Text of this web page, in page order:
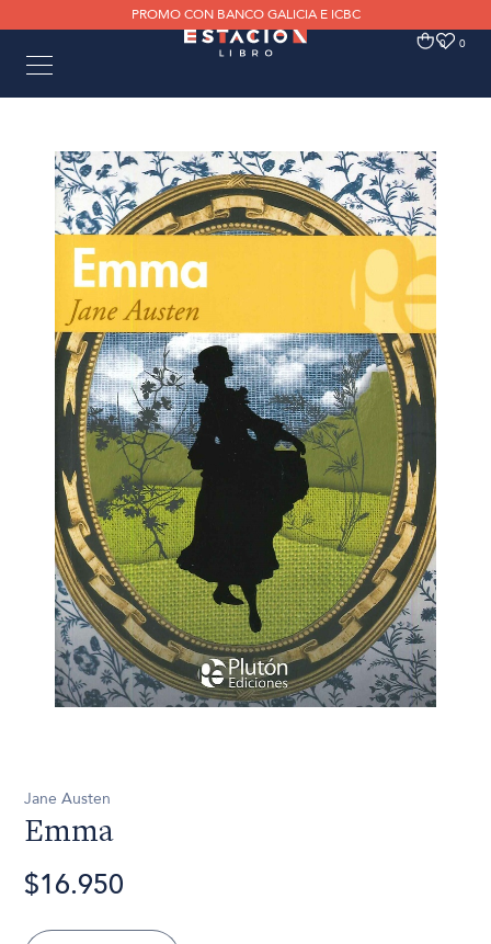
PROMO CON BANCO GALICIA E ICBC
0 0
Jane Austen
Emma
$16.950